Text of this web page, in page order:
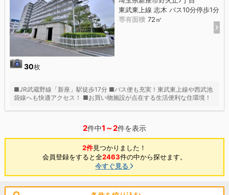
30枚
東武東上線 志木 バス10分停歩1分
専有面積 72㎡
■JR武蔵野線「新座」駅徒歩17分 ■バス便も充実！東武東上線や西武池
袋線へも快適アクセス！ ■お買い物施設が点在する生活便利な住環境！
2件中1～2件を表示
2件見つかりました！
会員登録をすると全2463件の中から探せます。
今すぐ見る